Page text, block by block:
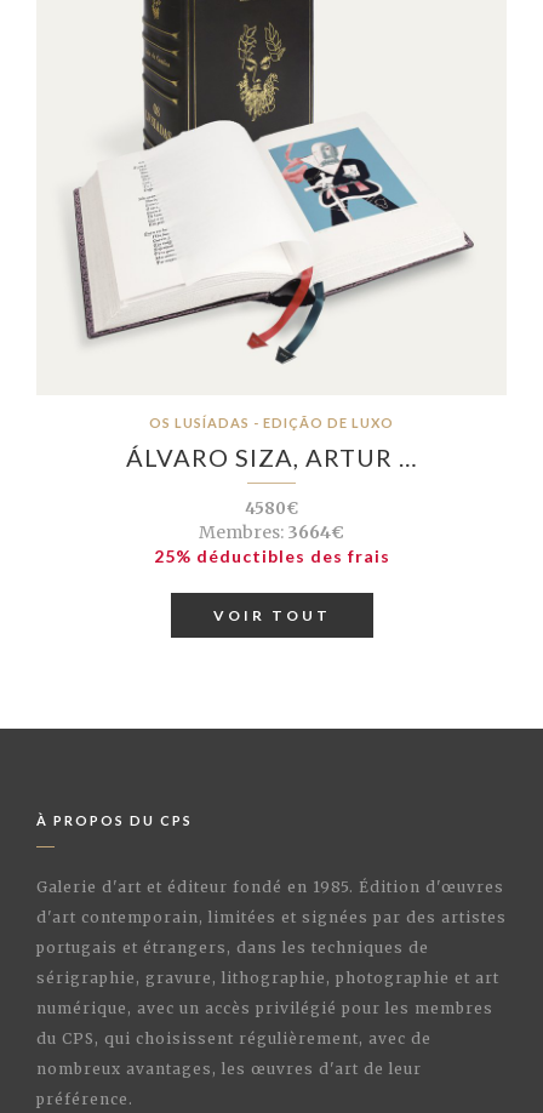
OS LUSÍADAS - EDIÇÃO DE LUXO
ÁLVARO SIZA, ARTUR …
4580€
Membres: 3664€
25% déductibles des frais
VOIR TOUT
À PROPOS DU CPS
Galerie d'art et éditeur fondé en 1985. Édition d'œuvres
d'art contemporain, limitées et signées par des artistes
portugais et étrangers, dans les techniques de
sérigraphie, gravure, lithographie, photographie et art
numérique, avec un accès privilégié pour les membres
du CPS, qui choisissent régulièrement, avec de
nombreux avantages, les œuvres d'art de leur
préférence.